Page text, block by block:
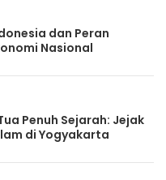
dan Peran
Nasional
Penuh Sejarah: Jejak
di Yogyakarta